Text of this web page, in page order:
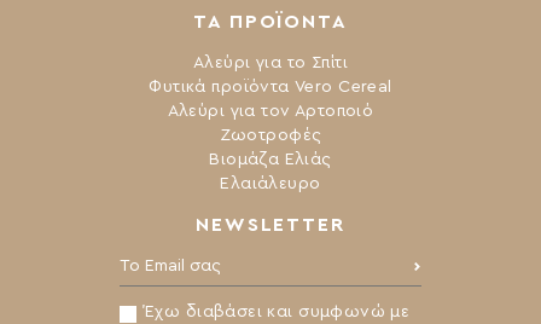
NEWSLETTER
Το Email σας:
Έχω διαβάσει και συμφωνώ με
ΤΑ ΠΡΟΪΟΝΤΑ
Αλεύρι για το Σπίτι
Φυτικά προϊόντα Vero Cereal
Αλεύρι για τον Αρτοποιό
Ζωοτροφές
Βιομάζα Ελιάς
Ελαιάλευρο